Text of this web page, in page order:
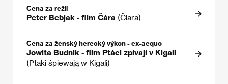
Cena za režii
Peter Bebjak - film Čára (Čiara)
Cena za ženský herecký výkon - ex-aequo
Jowita Budnik - film Ptáci zpívají v Kigali
(Ptaki śpiewają w Kigali)